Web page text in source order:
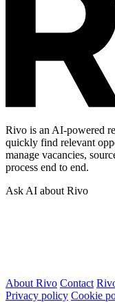
Rivo is an AI-powered
quickly find relevant
manage vacancies,
process end to end.
Ask AI about Rivo
About Rivo Contact
Privacy policy Cookie